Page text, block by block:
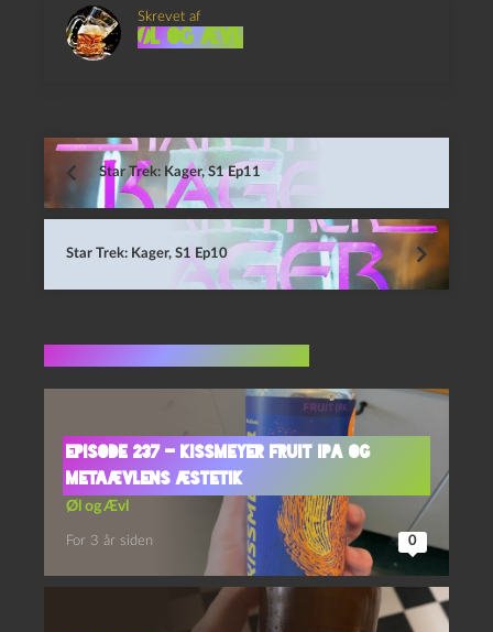
Skrevet af
Øl og Ævl
Star Trek: Kager, S1 Ep11
Star Trek: Kager, S1 Ep10
Episode 237 – Kissmeyer Fruit IPA og
Metaævlens Æstetik
Øl og Ævl
For 3 år siden 0